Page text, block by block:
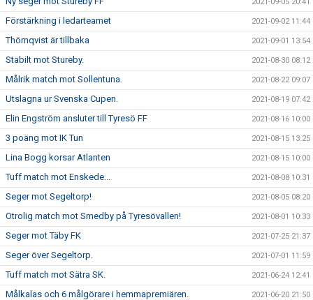
Förstärkning i ledarteamet 2021-09-02 11:44
Thörnqvist är tillbaka 2021-09-01 13:54
Stabilt mot Stureby. 2021-08-30 08:12
Målrik match mot Sollentuna. 2021-08-22 09:07
Utslagna ur Svenska Cupen. 2021-08-19 07:42
Elin Engström ansluter till Tyresö FF 2021-08-16 10:00
3 poäng mot IK Tun 2021-08-15 13:25
Lina Bogg korsar Atlanten 2021-08-15 10:00
Tuff match mot Enskede... 2021-08-08 10:31
Seger mot Segeltorp! 2021-08-05 08:20
Otrolig match mot Smedby på Tyresövallen! 2021-08-01 10:33
Seger mot Täby FK 2021-07-25 21:37
Seger över Segeltorp. 2021-07-01 11:59
Tuff match mot Sätra SK. 2021-06-24 12:41
Målkalas och 6 målgörare i hemmapremiären. 2021-06-20 21:50